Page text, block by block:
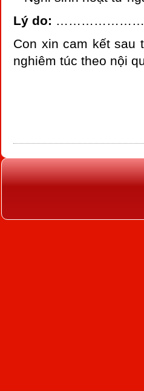
Lý do:
Con xin cam kết sau
nghiêm túc theo nội